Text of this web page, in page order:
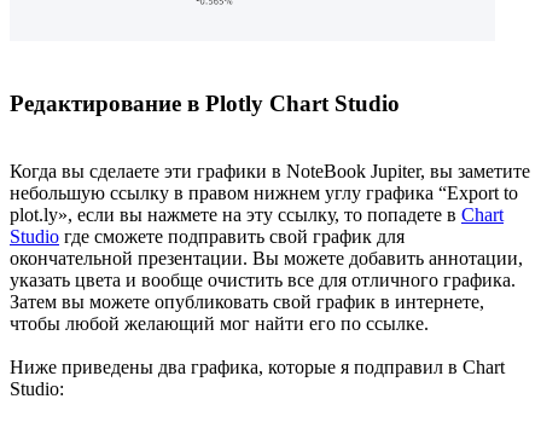
Редактирование в Plotly Chart Studio
Когда вы сделаете эти графики в NoteBook Jupiter, вы заметите
небольшую ссылку в правом нижнем углу графика “Export to
plot.ly», если вы нажмете на эту ссылку, то попадете в Chart
Studio где сможете подправить свой график для
окончательной презентации. Вы можете добавить аннотации,
указать цвета и вообще очистить все для отличного графика.
Затем вы можете опубликовать свой график в интернете,
чтобы любой желающий мог найти его по ссылке.
Ниже приведены два графика, которые я подправил в Chart
Studio: